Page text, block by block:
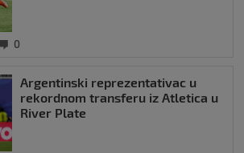
0
Argentinski reprezentativac u
rekordnom transferu iz Atletica u
River Plate